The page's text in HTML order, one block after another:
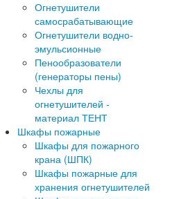
Огнетушители
самосрабатывающие
Огнетушители водно-
эмульсионные
Пенообразователи
(генераторы пены)
Чехлы для
огнетушителей -
материал ТЕНТ
Шкафы пожарные
Шкафы для пожарного
крана (ШПК)
Шкафы пожарные для
хранения огнетушителей